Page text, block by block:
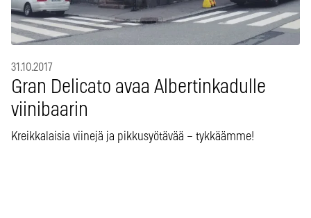
31.10.2017
Gran Delicato avaa Albertinkadulle
viinibaarin
Kreikkalaisia viinejä ja pikkusyötävää – tykkäämme!